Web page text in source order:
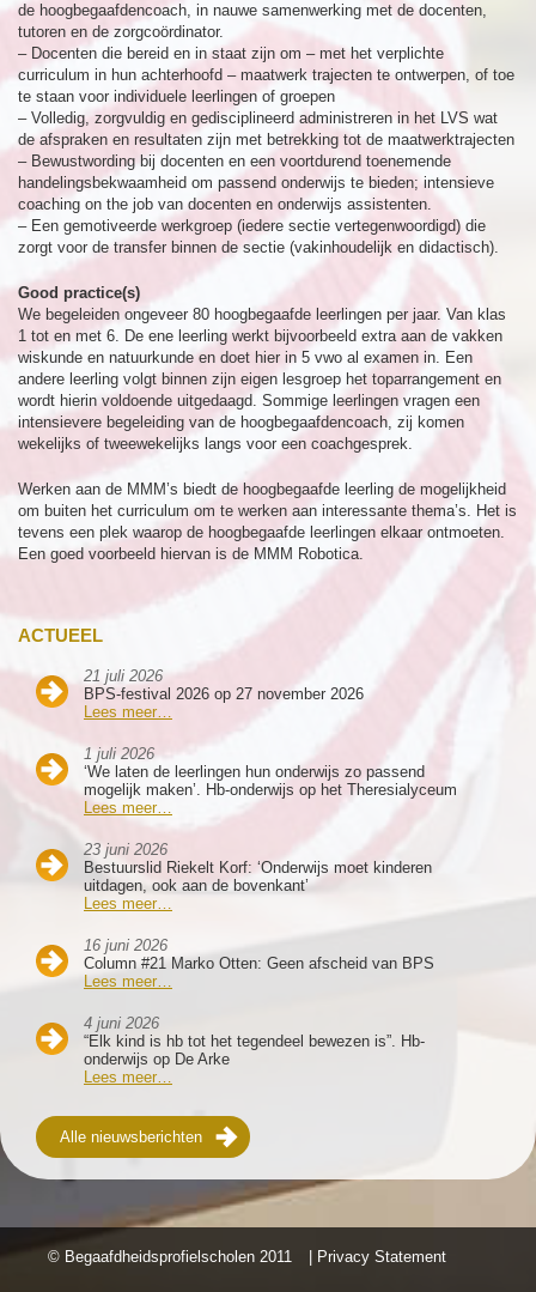
ACTUEEL
21 juli 2026
BPS-festival 2026 op 27 november 2026
Lees meer…
1 juli 2026
‘We laten de leerlingen hun onderwijs zo passend
mogelijk maken’. Hb-onderwijs op het Theresialyceum
Lees meer…
23 juni 2026
Bestuurslid Riekelt Korf: ‘Onderwijs moet kinderen
uitdagen, ook aan de bovenkant’
Lees meer…
16 juni 2026
Column #21 Marko Otten: Geen afscheid van BPS
Lees meer…
4 juni 2026
“Elk kind is hb tot het tegendeel bewezen is”. Hb-
onderwijs op De Arke
Lees meer…
Alle nieuwsberichten
de hoogbegaafdencoach, in nauwe samenwerking met de docenten,
tutoren en de zorgcoördinator.
– Docenten die bereid en in staat zijn om – met het verplichte
curriculum in hun achterhoofd – maatwerk trajecten te ontwerpen, of toe
te staan voor individuele leerlingen of groepen
– Volledig, zorgvuldig en gedisciplineerd administreren in het LVS wat
de afspraken en resultaten zijn met betrekking tot de maatwerktrajecten
– Bewustwording bij docenten en een voortdurend toenemende
handelingsbekwaamheid om passend onderwijs te bieden; intensieve
coaching on the job van docenten en onderwijs assistenten.
– Een gemotiveerde werkgroep (iedere sectie vertegenwoordigd) die
zorgt voor de transfer binnen de sectie (vakinhoudelijk en didactisch).
Good practice(s)
We begeleiden ongeveer 80 hoogbegaafde leerlingen per jaar. Van klas
1 tot en met 6. De ene leerling werkt bijvoorbeeld extra aan de vakken
wiskunde en natuurkunde en doet hier in 5 vwo al examen in. Een
andere leerling volgt binnen zijn eigen lesgroep het toparrangement en
wordt hierin voldoende uitgedaagd. Sommige leerlingen vragen een
intensievere begeleiding van de hoogbegaafdencoach, zij komen
wekelijks of tweewekelijks langs voor een coachgesprek.
Werken aan de MMM’s biedt de hoogbegaafde leerling de mogelijkheid
om buiten het curriculum om te werken aan interessante thema’s. Het is
tevens een plek waarop de hoogbegaafde leerlingen elkaar ontmoeten.
Een goed voorbeeld hiervan is de MMM Robotica.
© Begaafdheidsprofielscholen 2011 | Privacy Statement